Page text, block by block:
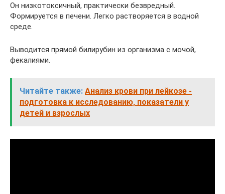
Он низкотоксичный, практически безвредный.
Формируется в печени. Легко растворяется в водной
среде.
Выводится прямой билирубин из организма с мочой,
фекалиями.
Читайте также: Анализ крови при лейкозе -
подготовка к исследованию, показатели у
детей и взрослых